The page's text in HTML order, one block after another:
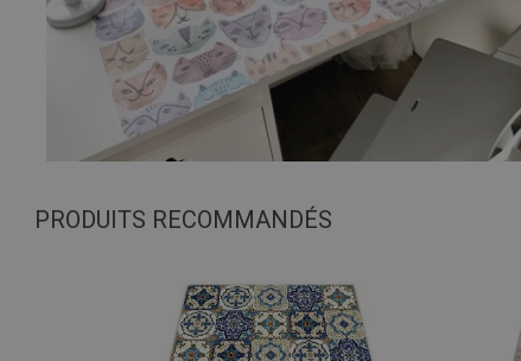
PRODUITS RECOMMANDÉS